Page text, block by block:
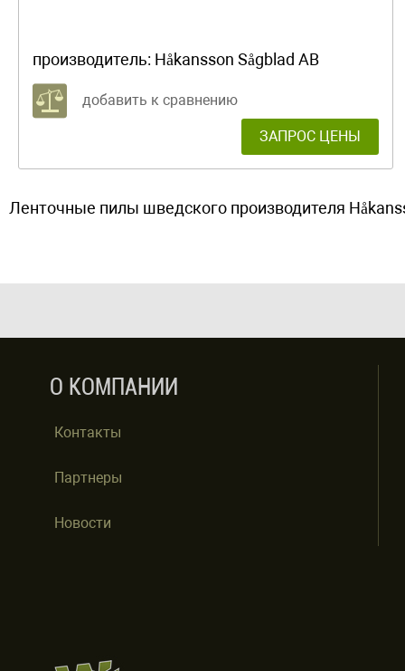
производитель: Håkansson Sågblad AB
добавить к сравнению
ЗАПРОС ЦЕНЫ
Ленточные пилы шведского производителя
О КОМПАНИИ
Контакты
Партнеры
Новости